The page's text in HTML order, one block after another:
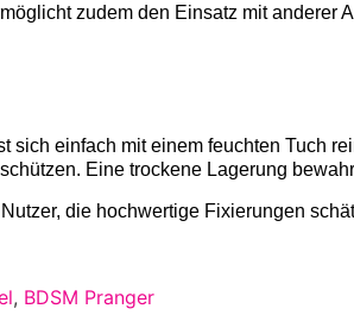
zudem den Einsatz mit anderer
sich einfach mit einem feuchten Tuch
Eine trockene Lagerung
die hochwertige Fixierungen
, BDSM Pranger